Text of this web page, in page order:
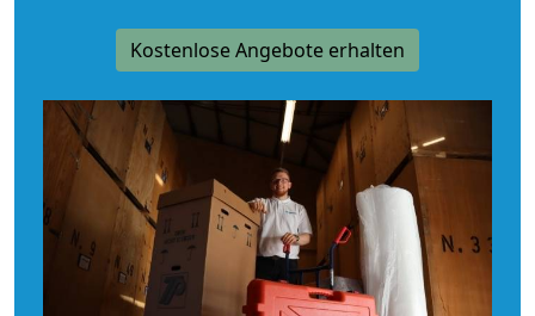
Kostenlose Angebote erhalten